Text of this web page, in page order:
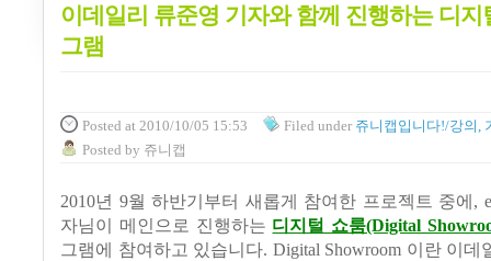
이데일리 류준영 기자와 함께 진행하는 디지
그램
Posted at 2010/10/05 15:53 Filed under 쥬니캡입니다!/강의,
Posted by 쥬니캡
2010년 9월 하반기부터 새롭게 참여한 프로젝트 중에 ,
자님이 메인으로 진행하는 디지털 쇼룸(Digital
그램에 참여하고 있습니다. Digital Showroom 이란 이데